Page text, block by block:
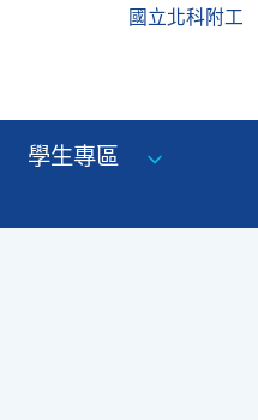
國立北科附工
學生專區